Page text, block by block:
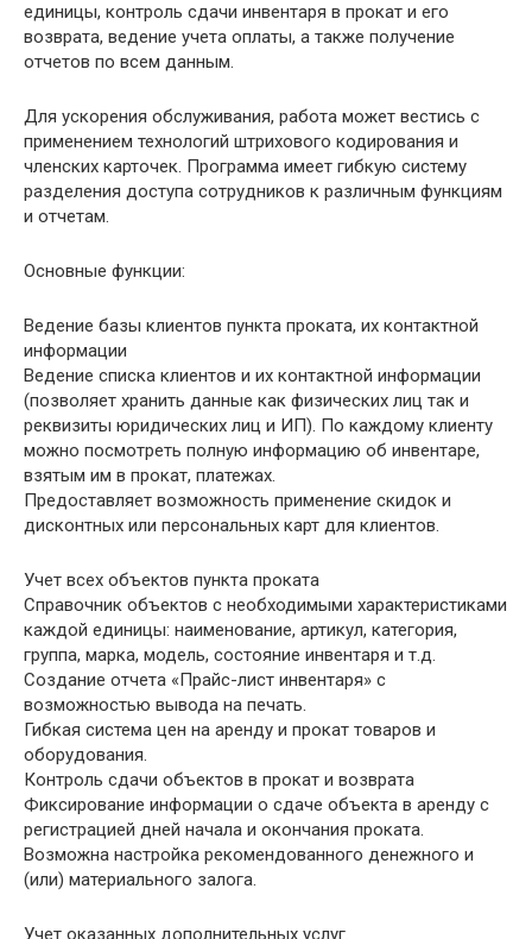
единицы, контроль сдачи инвентаря в прокат и его
возврата, ведение учета оплаты, а также получение
отчетов по всем данным.
Для ускорения обслуживания, работа может вестись с
применением технологий штрихового кодирования и
членских карточек. Программа имеет гибкую систему
разделения доступа сотрудников к различным функциям
и отчетам.
Основные функции:
Ведение базы клиентов пункта проката, их контактной
информации
Ведение списка клиентов и их контактной информации
(позволяет хранить данные как физических лиц так и
реквизиты юридических лиц и ИП). По каждому клиенту
можно посмотреть полную информацию об инвентаре,
взятым им в прокат, платежах.
Предоставляет возможность применение скидок и
дисконтных или персональных карт для клиентов.
Учет всех объектов пункта проката
Справочник объектов с необходимыми характеристиками
каждой единицы: наименование, артикул, категория,
группа, марка, модель, состояние инвентаря и т.д.
Создание отчета «Прайс-лист инвентаря» с
возможностью вывода на печать.
Гибкая система цен на аренду и прокат товаров и
оборудования.
Контроль сдачи объектов в прокат и возврата
Фиксирование информации о сдаче объекта в аренду с
регистрацией дней начала и окончания проката.
Возможна настройка рекомендованного денежного и
(или) материального залога.
Учет оказанных дополнительных услуг.